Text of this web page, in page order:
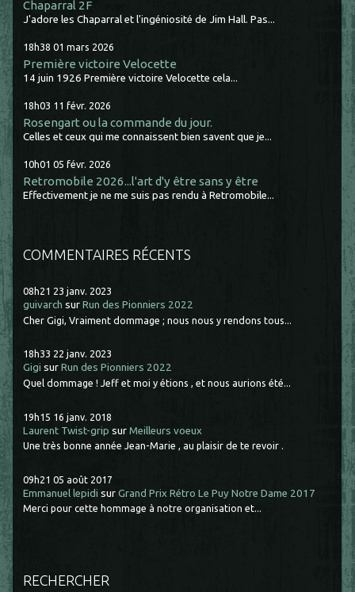
Chaparral 2F
J'adore les Chaparral et l'ingéniosité de Jim Hall. Pas...
18h38 01 mars 2026
Première victoire Velocette
14 juin 1926 Première victoire Velocette cela...
18h03 11 févr. 2026
Rosengart ou la commande du jour.
Celles et ceux qui me connaissent bien savent que je...
10h01 05 févr. 2026
Retromobile 2026...l'art d'y être sans y être
Effectivement je ne me suis pas rendu à Retromobile...
COMMENTAIRES RÉCENTS
08h21 23 janv. 2023
guivarch surRun des Pionniers 2022
Cher Gigi, Vraiment dommage ; nous nous y rendons tous...
18h33 22 janv. 2023
Gigi surRun des Pionniers 2022
Quel dommage ! Jeff et moi y étions , et nous aurions été...
19h15 16 janv. 2018
Laurent Twist-grip surMeilleurs voeux
Une très bonne année Jean-Marie , au plaisir de te revoir .
09h21 05 août 2017
Emmanuel lepidi surGrand Prix Rétro Le Puy Notre Dame 2017
Merci pour cette hommage à notre organisation et...
RECHERCHER